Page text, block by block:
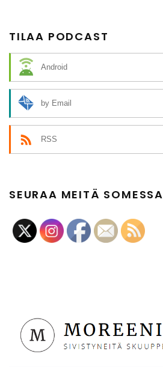
TILAA PODCAST
Android
by Email
RSS
SEURAA MEITÄ SOMESSA